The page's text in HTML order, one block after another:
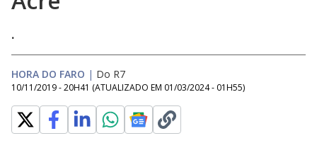
.
HORA DO FARO | Do R7
10/11/2019 - 20H41 (ATUALIZADO EM 01/03/2024 - 01H55)